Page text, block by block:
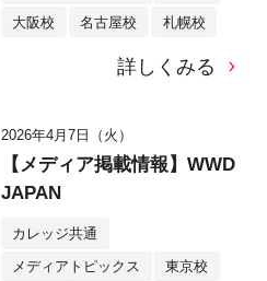
大阪校 名古屋校 札幌校
詳しくみる
2026年4月7日（火）
【メディア掲載情報】WWD
JAPAN
カレッジ共通
メディアトピックス 東京校